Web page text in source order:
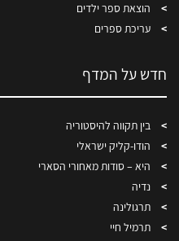
הוצאת ספר ילדים
עריכת ספרים
חדש על המדף
בין תקווה להיסטוריה
הודו-קליק ישראלי
היא – סודות מאחורי הסארי
נדיה
תרגולינה
תרמיל חיי